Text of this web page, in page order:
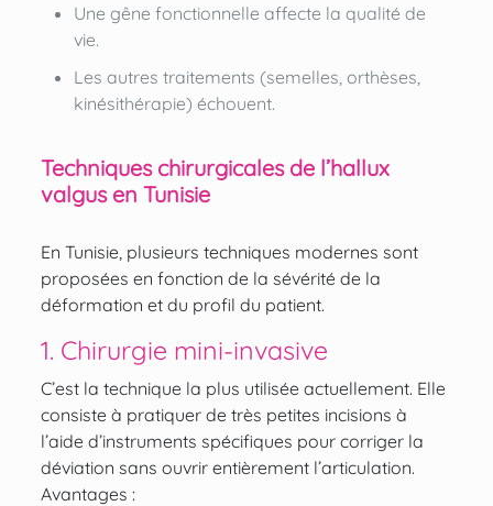
Une gêne fonctionnelle affecte la qualité de
vie.
Les autres traitements (semelles, orthèses,
kinésithérapie) échouent.
Techniques chirurgicales de l’hallux
valgus en Tunisie
En Tunisie, plusieurs techniques modernes sont
proposées en fonction de la sévérité de la
déformation et du profil du patient.
1. Chirurgie mini-invasive
C’est la technique la plus utilisée actuellement. Elle
consiste à pratiquer de très petites incisions à
l’aide d’instruments spécifiques pour corriger la
déviation sans ouvrir entièrement l’articulation.
Avantages :